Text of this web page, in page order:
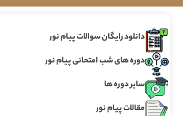
دانلود رایگان سوالات پیام نور
دوره های شب امتحانی پیام نور
سایر دوره ها
مقالات پیام نور